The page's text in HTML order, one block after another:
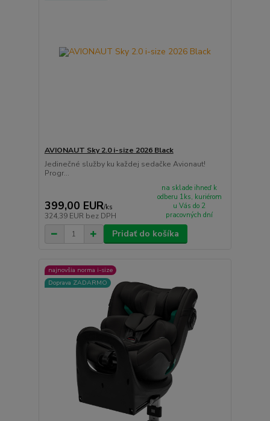
AVIONAUT Sky 2.0 i-size 2026 Black
Jedinečné služby ku každej sedačke Avionaut!
Progr...
399,00 EUR/ks
324,39 EUR bez DPH
na sklade ihneď k
odberu 1ks, kuriérom
u Vás do 2
pracovných dní
Pridať do košíka
najnovšia norma i-size
Doprava ZADARMO